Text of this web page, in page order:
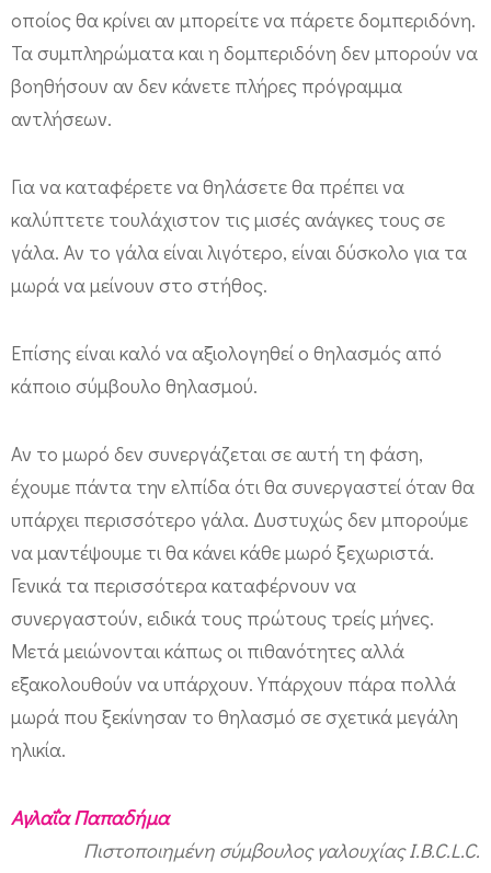
οποίος θα κρίνει αν μπορείτε να πάρετε δομπεριδόνη.
Τα συμπληρώματα και η δομπεριδόνη δεν μπορούν να
βοηθήσουν αν δεν κάνετε πλήρες πρόγραμμα
αντλήσεων.
Για να καταφέρετε να θηλάσετε θα πρέπει να
καλύπτετε τουλάχιστον τις μισές ανάγκες τους σε
γάλα. Αν το γάλα είναι λιγότερο, είναι δύσκολο για τα
μωρά να μείνουν στο στήθος.
Επίσης είναι καλό να αξιολογηθεί ο θηλασμός από
κάποιο σύμβουλο θηλασμού.
Αν το μωρό δεν συνεργάζεται σε αυτή τη φάση,
έχουμε πάντα την ελπίδα ότι θα συνεργαστεί όταν θα
υπάρχει περισσότερο γάλα. Δυστυχώς δεν μπορούμε
να μαντέψουμε τι θα κάνει κάθε μωρό ξεχωριστά.
Γενικά τα περισσότερα καταφέρνουν να
συνεργαστούν, ειδικά τους πρώτους τρείς μήνες.
Μετά μειώνονται κάπως οι πιθανότητες αλλά
εξακολουθούν να υπάρχουν. Υπάρχουν πάρα πολλά
μωρά που ξεκίνησαν το θηλασμό σε σχετικά μεγάλη
ηλικία.
Αγλαΐα Παπαδήμα
Πιστοποιημένη σύμβουλος γαλουχίας I.B.C.L.C.